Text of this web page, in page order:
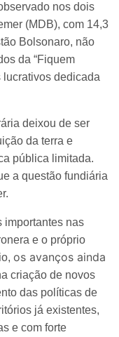
nos dois
(MDB), com 14,3
Bolsonaro, não
da “Fiquem
lucrativos dedicada
deixou de ser
da terra e
pública limitada.
a questão fundiária
importantes nas
e o próprio
os avanços ainda
criação de novos
das políticas de
já existentes,
e com forte